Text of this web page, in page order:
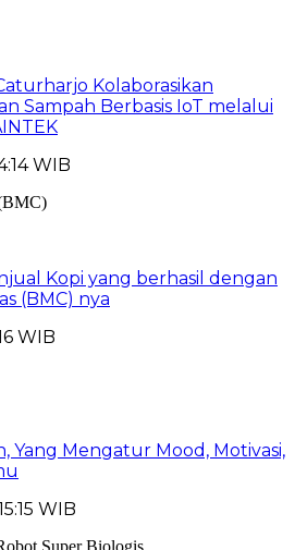
Kolaborasikan
Sampah Berbasis IoT melalui
WIB
Kopi yang berhasil dengan
(BMC) nya
WIB
Yang Mengatur Mood, Motivasi,
WIB